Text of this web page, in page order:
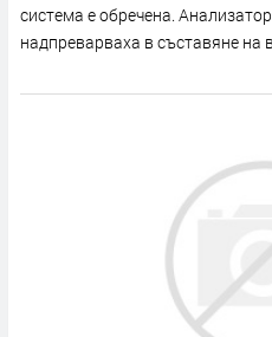
система е обречена.
надпреварваха в съставяне